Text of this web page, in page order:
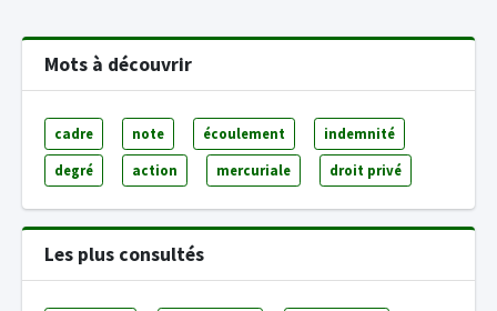
Mots à découvrir
cadre note écoulement indemnité
degré action mercuriale droit privé
Les plus consultés